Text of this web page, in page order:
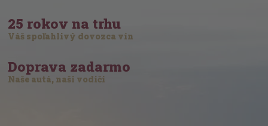
25 rokov na trhu
Váš spoľahlivý dovozca vín
Doprava zadarmo
Naše autá, naši vodiči